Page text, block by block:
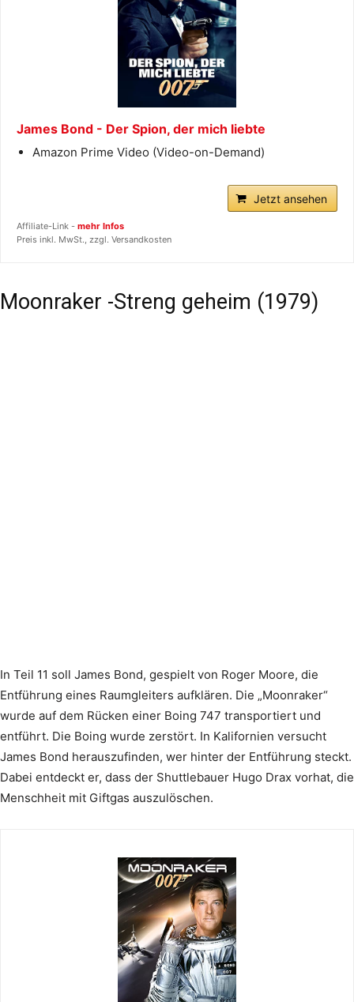
James Bond - Der Spion, der mich liebte
Amazon Prime Video (Video-on-Demand)
Jetzt ansehen
Affiliate-Link - mehr Infos
Preis inkl. MwSt., zzgl. Versandkosten
Moonraker -Streng geheim (1979)
In Teil 11 soll James Bond, gespielt von Roger Moore, die
Entführung eines Raumgleiters aufklären. Die „Moonraker“
wurde auf dem Rücken einer Boing 747 transportiert und
entführt. Die Boing wurde zerstört. In Kalifornien versucht
James Bond herauszufinden, wer hinter der Entführung steckt.
Dabei entdeckt er, dass der Shuttlebauer Hugo Drax vorhat, die
Menschheit mit Giftgas auszulöschen.